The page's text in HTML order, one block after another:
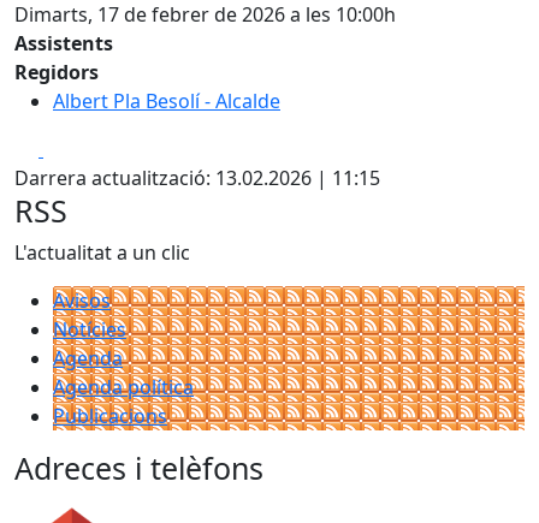
Dimarts, 17 de febrer de 2026 a les 10:00h
Assistents
Regidors
Albert Pla Besolí - Alcalde
Darrera actualització: 13.02.2026 | 11:15
RSS
L'actualitat a un clic
Avisos
Notícies
Agenda
Agenda política
Publicacions
Adreces i telèfons